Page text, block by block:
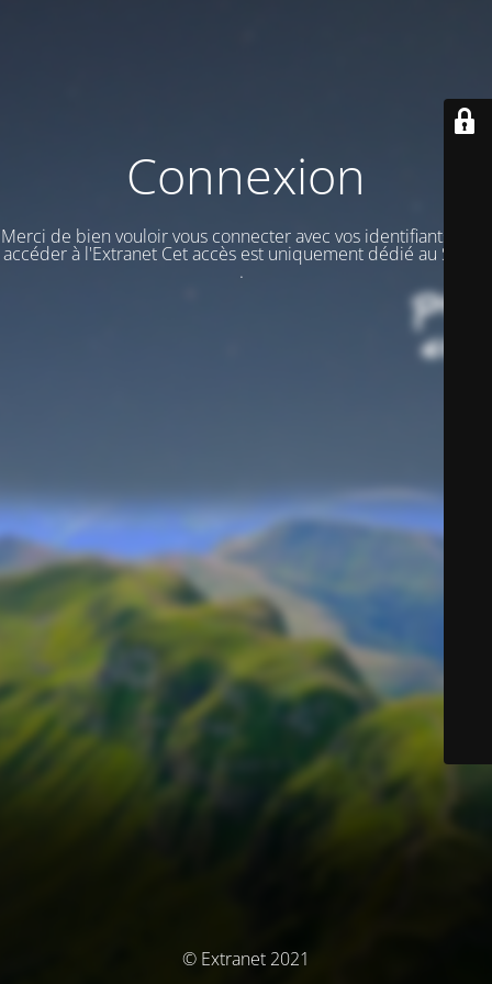
Connexion
Merci de bien vouloir vous connecter avec vos identifiants pour
accéder à l'Extranet Cet accès est uniquement dédié au STAFF
.
© Extranet 2021